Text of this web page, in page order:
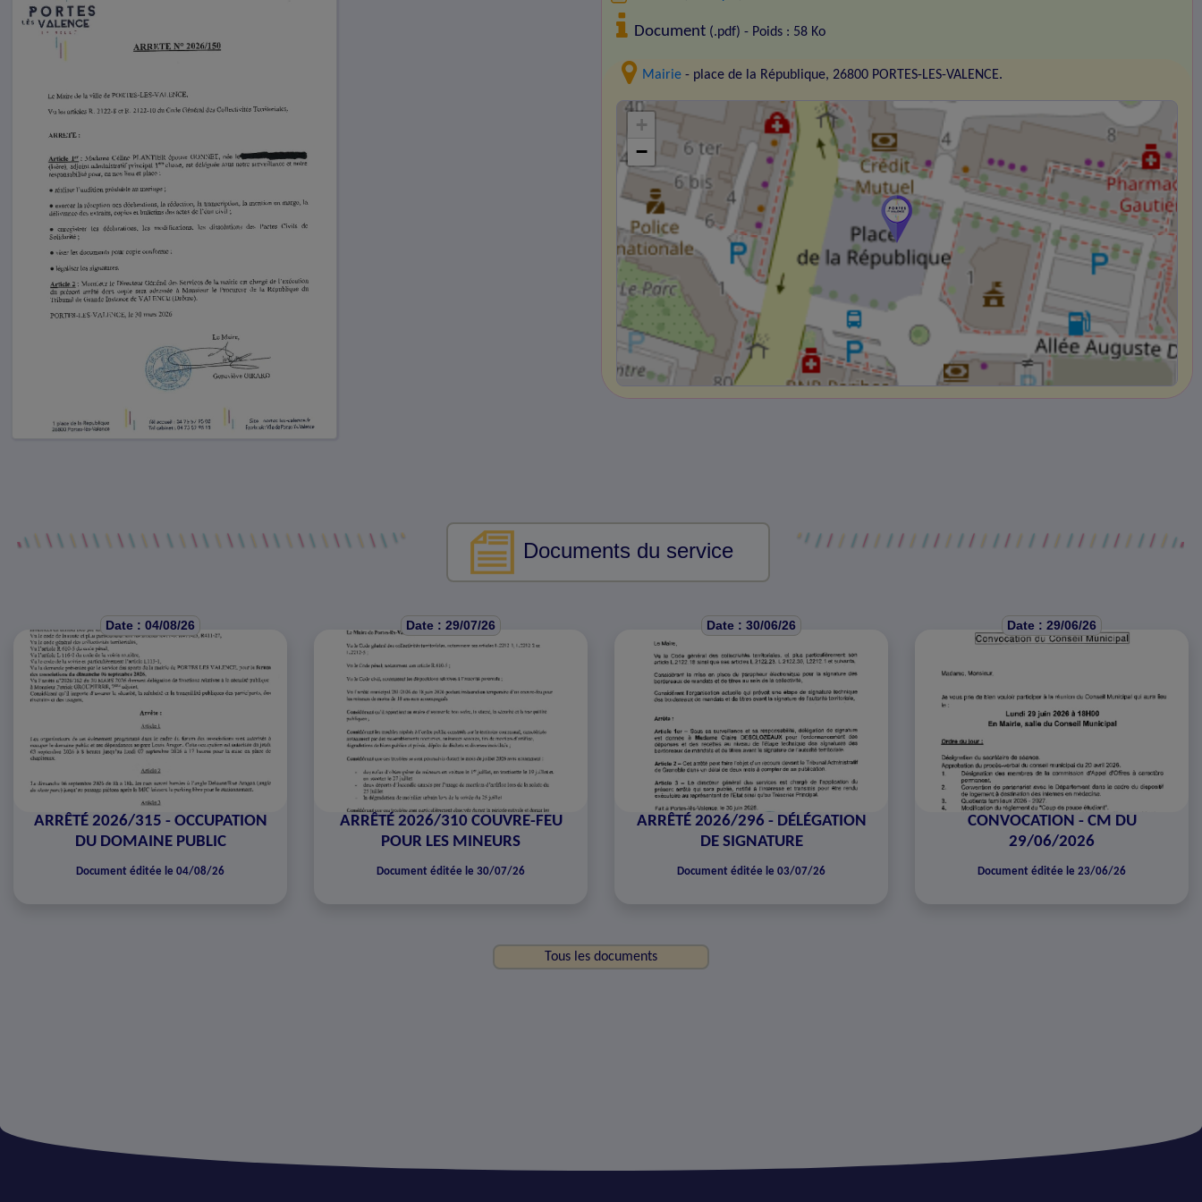
Document (.pdf) - Poids : 58 Ko
Mairie - place de la République, 26800 PORTES-LES-VALENCE.
+
−
Documents du service
Date : 04/08/26
ARRÊTÉ 2026/315 - OCCUPATION
DU DOMAINE PUBLIC
Document éditée le 04/08/26
Date : 29/07/26
ARRÊTÉ 2026/310 COUVRE-FEU
POUR LES MINEURS
Document éditée le 30/07/26
Date : 30/06/26
ARRÊTÉ 2026/296 - DÉLÉGATION
DE SIGNATURE
Document éditée le 03/07/26
Date : 29/06/26
CONVOCATION - CM DU
29/06/2026
Document éditée le 23/06/26
Tous les documents